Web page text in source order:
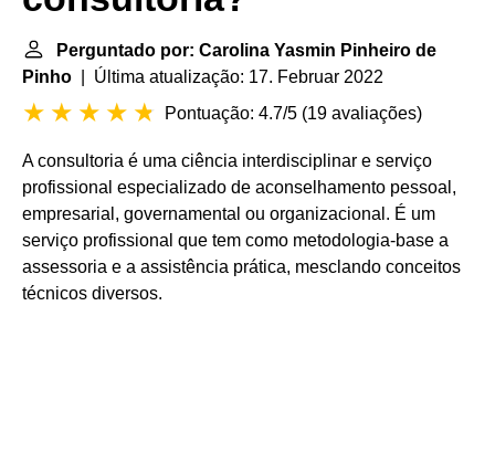
Perguntado por: Carolina Yasmin Pinheiro de
Pinho | Última atualização: 17. Februar 2022
Pontuação: 4.7/5 (19 avaliações)
A consultoria é uma ciência interdisciplinar e serviço
profissional especializado de aconselhamento pessoal,
empresarial, governamental ou organizacional. É um
serviço profissional que tem como metodologia-base a
assessoria e a assistência prática, mesclando conceitos
técnicos diversos.